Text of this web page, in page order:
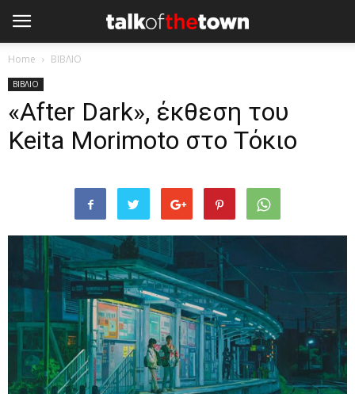
Home ΒΙΒΛΙΟ
ΒΙΒΛΙΟ
«After Dark», έκθεση του
Keita Morimoto στο Τόκιο